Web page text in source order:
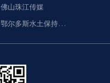
佛山珠江传媒
鄂尔多斯水土保持监督执法局